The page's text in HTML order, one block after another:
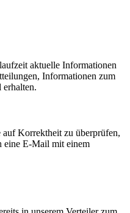
aktuelle Informationen
Informationen zum
erhalten.
Korrektheit zu überprüfen,
eine E-Mail mit einem